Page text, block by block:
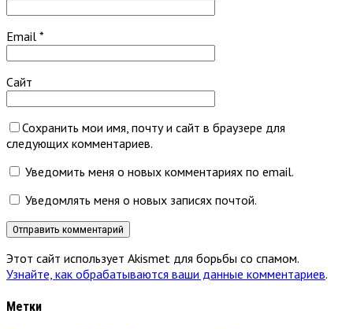
Email *
Сайт
Сохранить мои имя, почту и сайт в браузере для
следующих комментариев.
Уведомить меня о новых комментариях по email.
Уведомлять меня о новых записях почтой.
Этот сайт использует Akismet для борьбы со спамом.
Узнайте, как обрабатываются ваши данные комментариев.
Метки